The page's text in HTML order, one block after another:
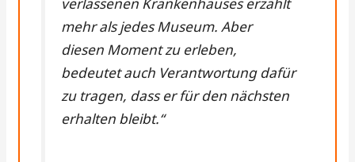
mehr als jedes Museum. Aber
diesen Moment zu erleben,
bedeutet auch Verantwortung dafür
zu tragen, dass er für den nächsten
erhalten bleibt.“